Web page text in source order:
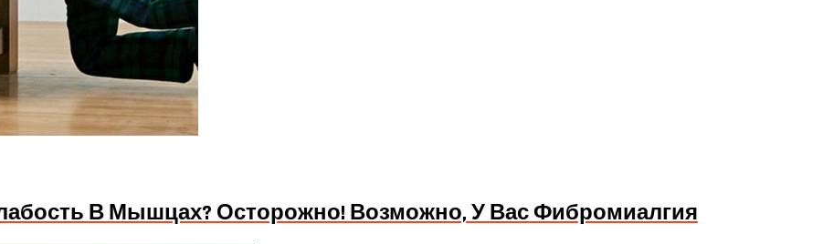
В Мышцах? Осторожно! Возможно, У Вас Фибромиалгия